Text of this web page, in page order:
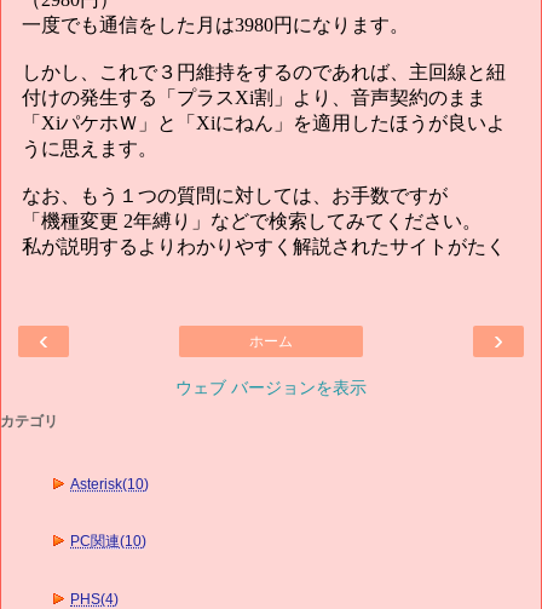
‹ ›
ホーム
ウェブ バージョンを表示
カテゴリ
Asterisk(10)
PC関連(10)
PHS(4)